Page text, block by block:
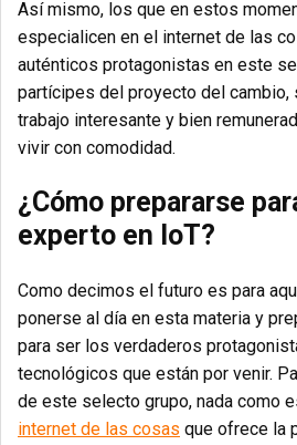
Así mismo, los que en estos
especialicen en el internet de las
auténticos protagonistas en este
partícipes del proyecto del cambio,
trabajo interesante y bien
vivir con comodidad.
¿Cómo prepararse
experto en IoT?
Como decimos el futuro es para
ponerse al día en esta materia y
para ser los verdaderos
tecnológicos que están por venir.
de este selecto grupo, nada como
internet de las cosas que ofrece la